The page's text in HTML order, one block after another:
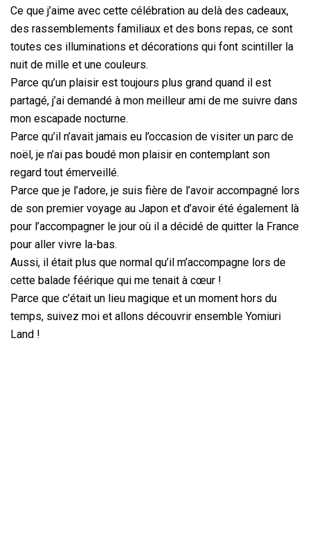
Ce que j’aime avec cette célébration au delà des cadeaux,
des rassemblements familiaux et des bons repas, ce sont
toutes ces illuminations et décorations qui font scintiller la
nuit de mille et une couleurs.
Parce qu’un plaisir est toujours plus grand quand il est
partagé, j’ai demandé à mon meilleur ami de me suivre dans
mon escapade nocturne.
Parce qu’il n’avait jamais eu l’occasion de visiter un parc de
noël, je n’ai pas boudé mon plaisir en contemplant son
regard tout émerveillé.
Parce que je l’adore, je suis fière de l’avoir accompagné lors
de son premier voyage au Japon et d’avoir été également là
pour l’accompagner le jour où il a décidé de quitter la France
pour aller vivre la-bas.
Aussi, il était plus que normal qu’il m’accompagne lors de
cette balade féérique qui me tenait à cœur !
Parce que c’était un lieu magique et un moment hors du
temps, suivez moi et allons découvrir ensemble Yomiuri
Land !